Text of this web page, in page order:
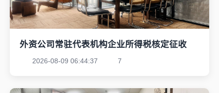
外资公司常驻代表机构企业所得税核定征收
2026-08-09 06:44:37 7